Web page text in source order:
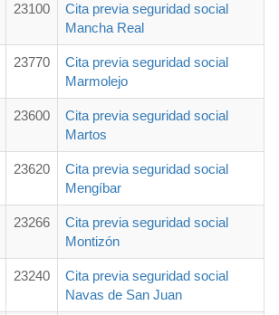
23100
Cita previa seguridad social
Mancha Real
23770
Cita previa seguridad social
Marmolejo
23600
Cita previa seguridad social
Martos
23620
Cita previa seguridad social
Mengíbar
23266
Cita previa seguridad social
Montizón
23240
Cita previa seguridad social
Navas de San Juan